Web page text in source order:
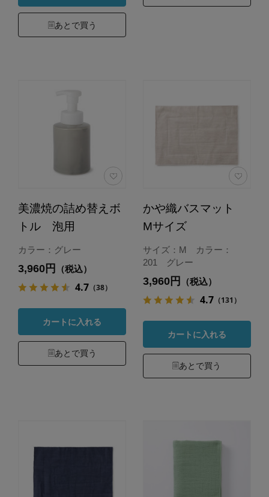
あとで買う
美濃焼の詰め替えボ
トル 泡用
カラー：グレー
3,960円 （税込）
4.7（38）
カートに入れる
あとで買う
かや織バスマット
Mサイズ
サイズ：M カラー：
201 グレー
3,960円 （税込）
4.7（131）
カートに入れる
あとで買う